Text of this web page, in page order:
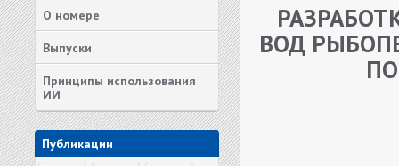
О номере
Выпуски
Принципы использования
ИИ
Публикации
ВОД